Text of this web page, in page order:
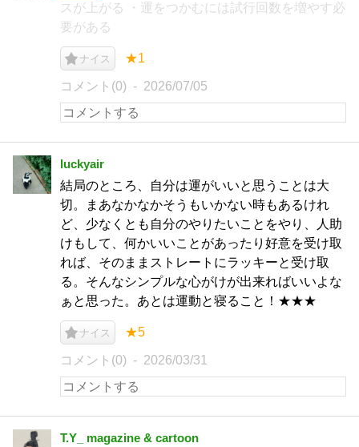
スが上がる ・運をつかむには試行回数を増やす必
要がある
ナイス ★1
コメント(0) 2026/07/05
luckyair
結局のところ、自分は運がいいと思うことは大
切。まあなかなかそうもいかない時もあるけれ
ど、少なくとも自分のやりたいことをやり、人助
けもして、何かいいことがあったり好意を受け取
れば、そのままストレートにラッキーと受け取
る。そんなシンプルな心がけが出来ればいいよな
ぁと思った。あとは運動と寝ること！★★★
ナイス ★5
コメント(0) 2026/03/31
T.Y_ magazine & cartoon